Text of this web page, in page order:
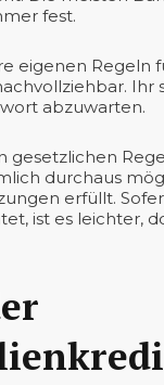
fest.
eigenen Regeln
Ihr
abzuwarten.
durchaus
erfüllt.
ist es leichter,